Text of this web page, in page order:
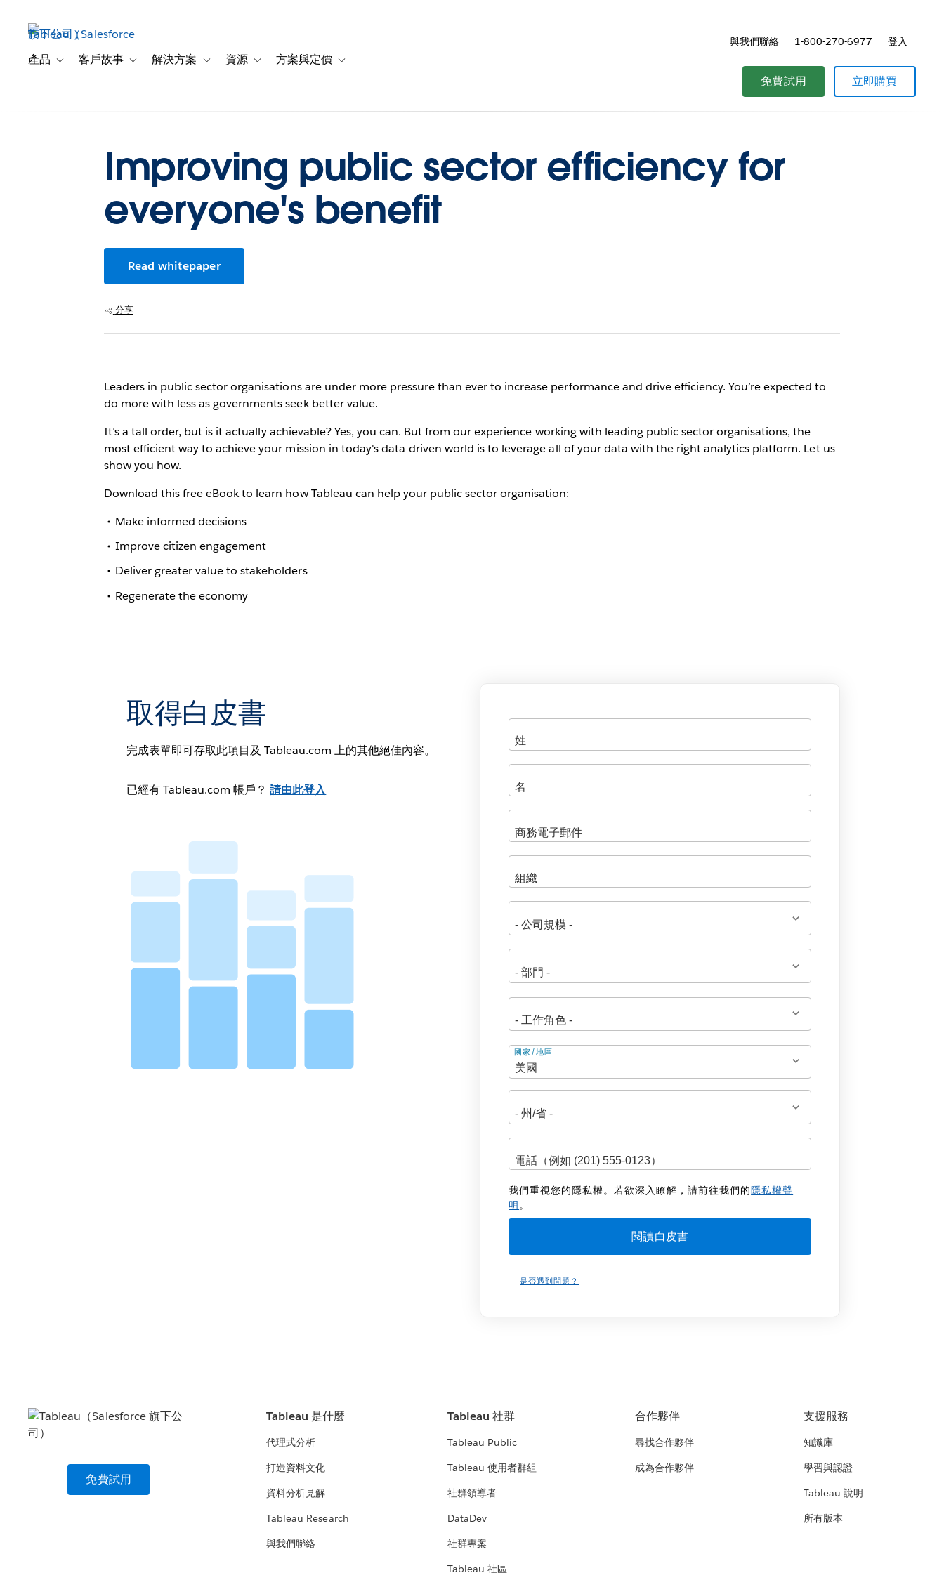
產品 Toggle sub-navigation for 產品
客戶故事 Toggle sub-navigation for 客戶故事
解決方案 Toggle sub-navigation for 解決方案
資源 Toggle sub-navigation for 資源
方案與定價 Toggle sub-navigation for 方案與定價
與我們聯絡 1-800-270-6977 登入
免費試用 立即購買
Improving public sector efficiency for
everyone's benefit
Read whitepaper
分享
Leaders in public sector organisations are under more pressure than ever to increase performance and drive efficiency. You’re expected to
do more with less as governments seek better value.
It’s a tall order, but is it actually achievable? Yes, you can. But from our experience working with leading public sector organisations, the
most efficient way to achieve your mission in today's data-driven world is to leverage all of your data with the right analytics platform. Let us
show you how.
Download this free eBook to learn how Tableau can help your public sector organisation:
Make informed decisions
Improve citizen engagement
Deliver greater value to stakeholders
Regenerate the economy
取得白皮書
完成表單即可存取此項目及 Tableau.com 上的其他絕佳內容。
已經有 Tableau.com 帳戶？請由此登入
地
址
國家/地區
我們重視您的隱私權。若欲深入瞭解，請前往我們的隱私權聲
明 。
是否遇到問題？
免費試用
Tableau 是什麼
代理式分析
打造資料文化
資料分析見解
Tableau Research
與我們聯絡
Tableau 社群
Tableau Public
Tableau 使用者群組
社群領導者
DataDev
社群專案
Tableau 社區
合作夥伴
尋找合作夥伴
成為合作夥伴
支援服務
知識庫
學習與認證
Tableau 說明
所有版本